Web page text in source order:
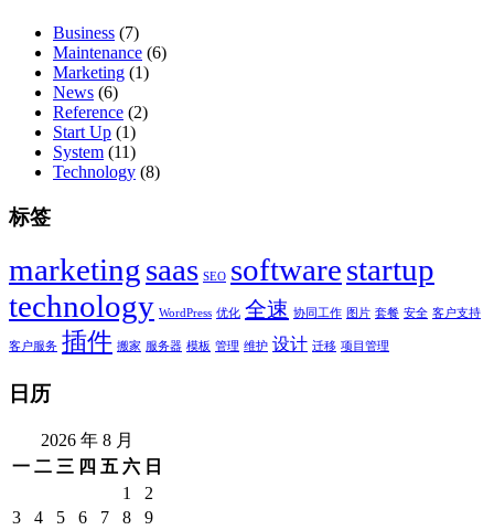
Business (7)
Maintenance (6)
Marketing (1)
News (6)
Reference (2)
Start Up (1)
System (11)
Technology (8)
标签
marketingsaas SEO softwarestartup
technology WordPress 优化 全速 协同工作 图片 套餐 安全 客户支持
客户服务 插件 搬家 服务器 模板 管理 维护 设计 迁移 项目管理
日历
2026 年 8 月
一 二 三 四 五 六 日
1
2
3
4 5 6 7 8
9